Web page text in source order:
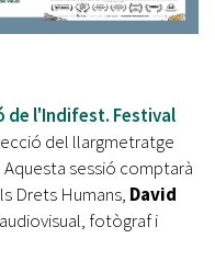
de l'Indifest. Festival
del llargmetratge
Aquesta sessió comptarà
Drets Humans, David
fotògraf i